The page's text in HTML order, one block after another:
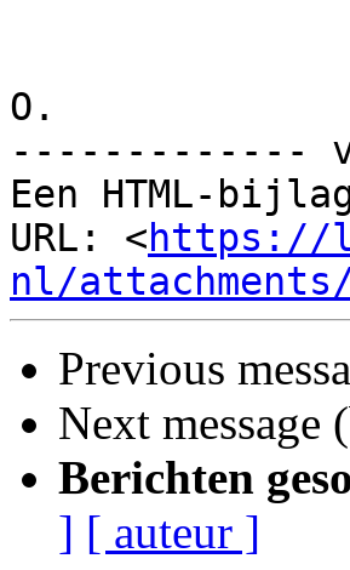
O.
-------------
Een HTML-
URL: <https://
nl/
Previous
Next
Berichten
] [ auteur ]